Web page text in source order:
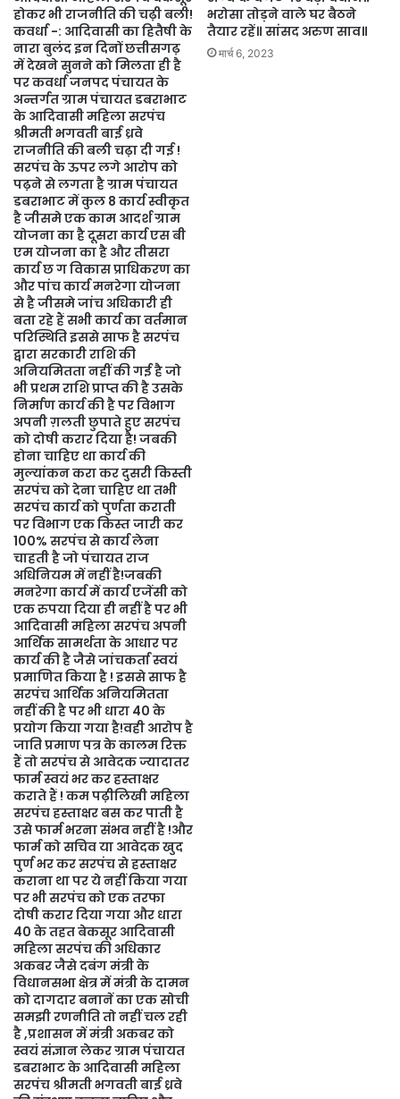
होकर भी राजनीति की चढ़ी बली!
कवर्धा -: आदिवासी का हितैषी के
नारा बुलंद इन दिनों छत्तीसगढ़
में देखने सुनने को मिलता ही है
पर कवर्धा जनपद पंचायत के
अन्तर्गत ग्राम पंचायत डबराभाट
के आदिवासी महिला सरपंच
श्रीमती भगवती बाई ध्रवे
राजनीति की बली चढ़ा दी गई !
सरपंच के ऊपर लगे आरोप को
पढ़ने से लगता है ग्राम पंचायत
डबराभाट में कुल 8 कार्य स्वीकृत
है जीसमे एक काम आदर्श ग्राम
योजना का है दूसरा कार्य एस बी
एम योजना का है और तीसरा
कार्य छ ग विकास प्राधिकरण का
और पांच कार्य मनरेगा योजना
से है जीसमे जांच अधिकारी ही
बता रहे हैं सभी कार्य का वर्तमान
परिस्थिति इससे साफ है सरपंच
द्वारा सरकारी राशि की
अनियमितता नहीं की गई है जो
भी प्रथम राशि प्राप्त की है उसके
निर्माण कार्य की है पर विभाग
अपनी ग़लती छुपाते हुए सरपंच
को दोषी करार दिया है! जबकी
होना चाहिए था कार्य की
मुल्यांकन करा कर दुसरी किस्ती
सरपंच को देना चाहिए था तभी
सरपंच कार्य को पुर्णता कराती
पर विभाग एक किस्त जारी कर
100% सरपंच से कार्य लेना
चाहती है जो पंचायत राज
अधिनियम में नहीं है!जबकी
मनरेगा कार्य में कार्य एजेंसी को
एक रुपया दिया ही नहीं है पर भी
आदिवासी महिला सरपंच अपनी
आर्थिक सामर्थता के आधार पर
कार्य की है जैसे जांचकर्ता स्वयं
प्रमाणित किया है ! इससे साफ है
सरपंच आर्थिक अनियमितता
नहीं की है पर भी धारा 40 के
प्रयोग किया गया है!वही आरोप है
जाति प्रमाण पत्र के कालम रिक्त
हैं तो सरपंच से आवेदक ज्यादातर
फार्म स्वयं भर कर हस्ताक्षर
कराते हैं ! कम पढ़ीलिखी महिला
सरपंच हस्ताक्षर बस कर पाती है
उसे फार्म भरना संभव नहीं है !और
फार्म को सचिव या आवेदक खुद
पुर्ण भर कर सरपंच से हस्ताक्षर
कराना था पर ये नहीं किया गया
पर भी सरपंच को एक तरफा
दोषी करार दिया गया और धारा
40 के तहत बेकसूर आदिवासी
महिला सरपंच की अधिकार
अकबर जैसे दबंग मंत्री के
विधानसभा क्षेत्र में मंत्री के दामन
को दागदार बनानें का एक सोची
समझी रणनीति तो नहीं चल रही
है ,प्रशासन में मंत्री अकबर को
स्वयं संज्ञान लेकर ग्राम पंचायत
डबराभाट के आदिवासी महिला
सरपंच श्रीमती भगवती बाई ध्रवे
भरोसा तोड़ने वाले घर बैठने
तैयार रहें॥ सांसद अरुण साव॥
मार्च 6, 2023